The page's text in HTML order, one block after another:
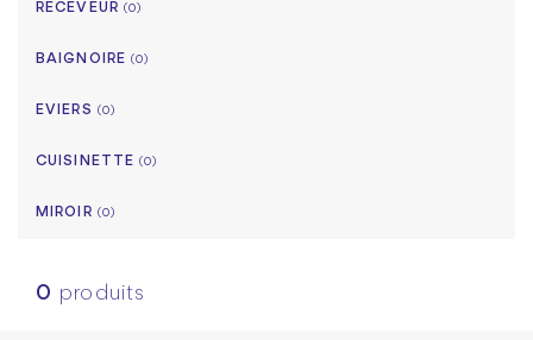
RECEVEUR (0)
BAIGNOIRE (0)
EVIERS (0)
CUISINETTE(0)
MIROIR (0)
0 produits